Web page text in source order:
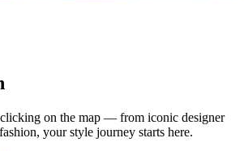
on the map — from iconic designer
your style journey starts here.